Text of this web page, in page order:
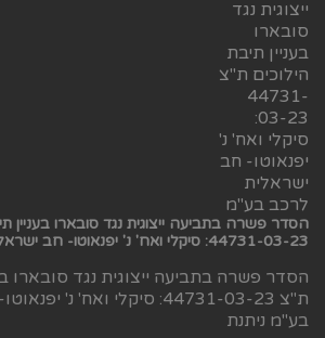
הסדר פשרה בתביעה ייצוגית נגד סובארו בעניין
44731-03-23: סיקלי ואח' נ' יפנאוטו- חב ישראלית לרכב בע"מ
הסדר פשרה בתביעה ייצוגית נגד סובארו
ת"צ 44731-03-23: סיקלי ואח'
בע"מ ניתנת